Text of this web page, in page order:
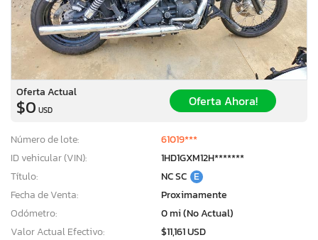
Oferta Actual
$0 USD
Oferta Ahora!
Número de lote:
61019***
ID vehicular (VIN):
1HD1GXM12H*******
Título:
NC SC E
Fecha de Venta:
Proximamente
Odómetro:
0 mi (No Actual)
Valor Actual Efectivo:
$11,161 USD